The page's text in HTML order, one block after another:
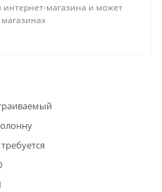
интернет-магазина и может